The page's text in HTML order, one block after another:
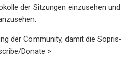
der Sitzungen einzusehen und
der Community, damit die Sopris-
Donate >